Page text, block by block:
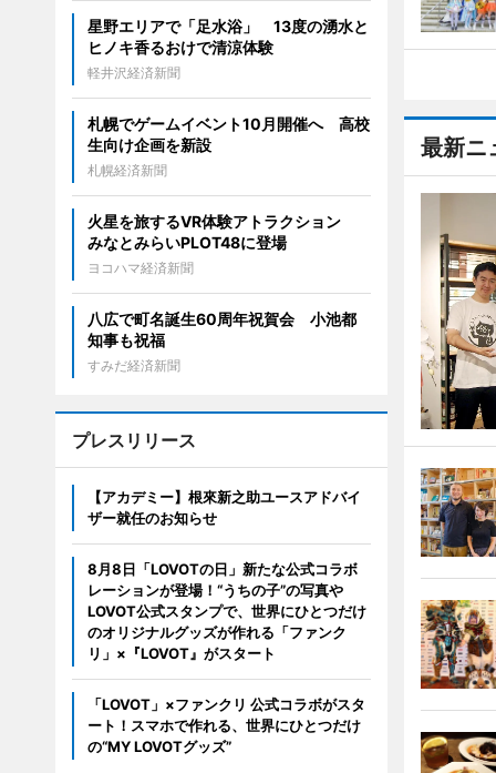
最新ニ
星野エリアで「足水浴」 13度の湧水と
ヒノキ香るおけで清涼体験
軽井沢経済新聞
札幌でゲームイベント10月開催へ 高校
生向け企画を新設
札幌経済新聞
火星を旅するVR体験アトラクション
みなとみらいPLOT48に登場
ヨコハマ経済新聞
八広で町名誕生60周年祝賀会 小池都
知事も祝福
すみだ経済新聞
プレスリリース
【アカデミー】根來新之助ユースアドバイ
ザー就任のお知らせ
8月8日「LOVOTの日」新たな公式コラボ
レーションが登場！“うちの子”の写真や
LOVOT公式スタンプで、世界にひとつだけ
のオリジナルグッズが作れる「ファンク
リ」×『LOVOT』がスタート
「LOVOT」×ファンクリ 公式コラボがスタ
ート！スマホで作れる、世界にひとつだけ
の“MY LOVOTグッズ”